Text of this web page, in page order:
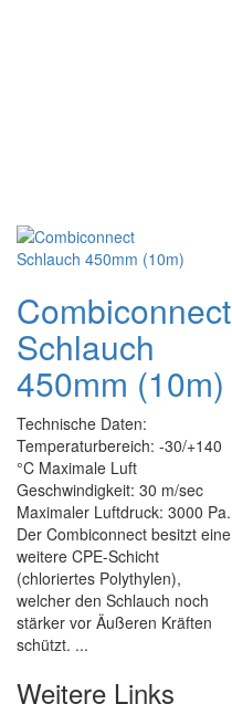
Combiconnect
Schlauch
450mm (10m)
Technische Daten:
Temperaturbereich: -30/+140
°C Maximale Luft
Geschwindigkeit: 30 m/sec
Maximaler Luftdruck: 3000 Pa.
Der Combiconnect besitzt eine
weitere CPE-Schicht
(chloriertes Polythylen),
welcher den Schlauch noch
stärker vor Äußeren Kräften
schützt. ...
Weitere Links